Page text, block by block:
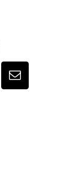
Correo
electrónico